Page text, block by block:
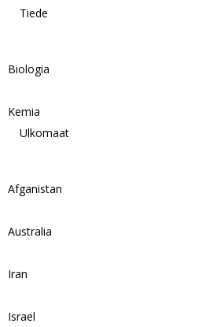
Tiede
Biologia
Kemia
Ulkomaat
Afganistan
Australia
Iran
Israel